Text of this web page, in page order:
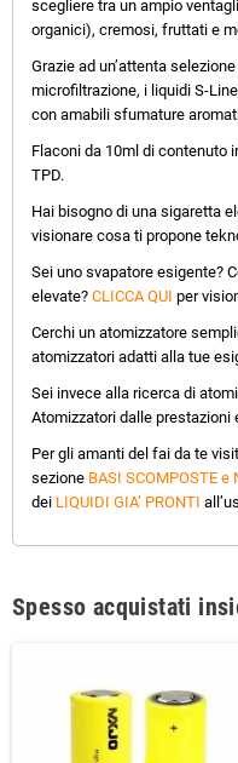
scegliere tra un ampio
organici), cremosi, fruttati e
Grazie ad un’attenta
microfiltrazione, i liquidi S-
con amabili sfumature
Flaconi da 10ml di contenuto
TPD.
Hai bisogno di una sigaretta
visionare cosa ti propone
Sei uno svapatore esigente?
elevate? CLICCA QUI per
Cerchi un atomizzatore
atomizzatori adatti alla tue
Sei invece alla ricerca di
Atomizzatori dalle prestazioni
Per gli amanti del fai da te
sezione BASI SCOMPOSTE e
dei LIQUIDI GIA’ PRONTI
Spesso acquistati